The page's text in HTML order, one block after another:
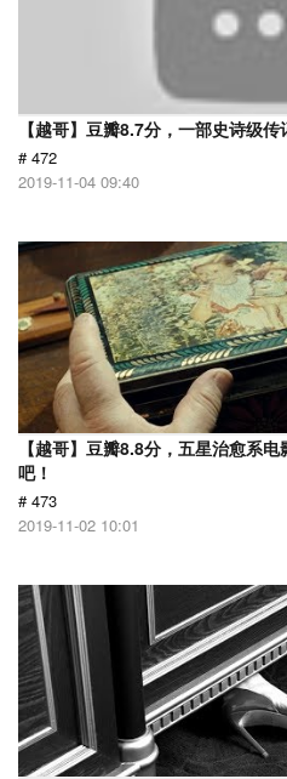
【越哥】豆瓣8.7分，一部史诗级
# 472
2019-11-04 09:40
【越哥】豆瓣8.8分，五星治愈系
吧！
# 473
2019-11-02 10:01